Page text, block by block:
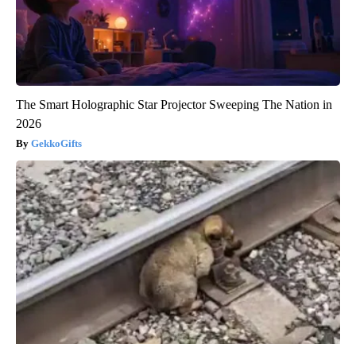
The Smart Holographic Star Projector Sweeping The Nation in
2026
GekkoGifts